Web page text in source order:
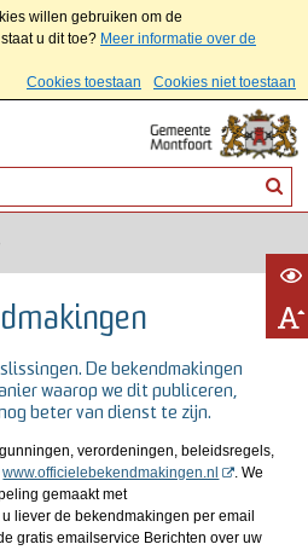
willen gebruiken om de
u dit toe? Meer informatie over de
Cookies toestaan
Cookies niet toestaan
De bekendmakingen
waarop we dit publiceren,
beter van dienst te zijn.
verordeningen, beleidsregels,
www.officielebekendmakingen.nl
. We
gemaakt met
liever de bekendmakingen per email
gratis emailservice Berichten over uw